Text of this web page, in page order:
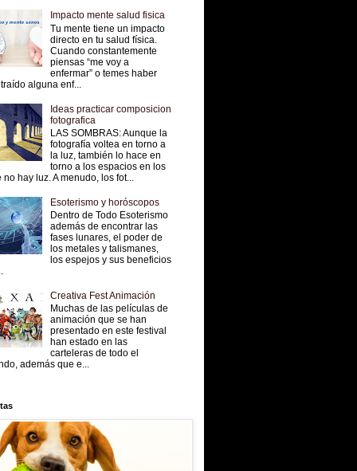
Impacto mente salud fisica
Tu mente tiene un impacto
directo en tu salud física.
Cuando constantemente
piensas “me voy a
enfermar” o temes haber
alguna enf...
Ideas practicar composicion
fotografica
LAS SOMBRAS: Aunque la
fotografía voltea en torno a
la luz, también lo hace en
torno a los espacios en los
no hay luz. A menudo, los fot...
Esoterismo y horóscopos
Dentro de Todo Esoterismo
además de encontrar las
fases lunares, el poder de
los metales y talismanes,
los espejos y sus beneficios
Creativa Fest Animación
Muchas de las películas de
animación que se han
presentado en este festival
han estado en las
carteleras de todo el
además que e...